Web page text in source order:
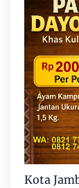
Kota